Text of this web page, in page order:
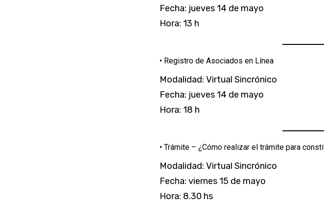
Fecha: jueves 14 de mayo
Hora: 13 h
• Registro de Asociados en Línea
Modalidad: Virtual Sincrónico
Fecha: jueves 14 de mayo
Hora: 18 h
• Trámite – ¿Cómo realizar el trámite para
Modalidad: Virtual Sincrónico
Fecha: viernes 15 de mayo
Hora: 8.30 hs